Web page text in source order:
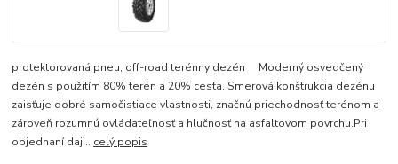
protektorovaná pneu, off-road terénny dezén Moderný osvedčený
dezén s použitím 80% terén a 20% cesta. Smerová konštrukcia dezénu
zaisťuje dobré samočistiace vlastnosti, značnú priechodnosť terénom a
zároveň rozumnú ovládateľnosť a hlučnosť na asfaltovom povrchu.Pri
objednaní daj... celý popis